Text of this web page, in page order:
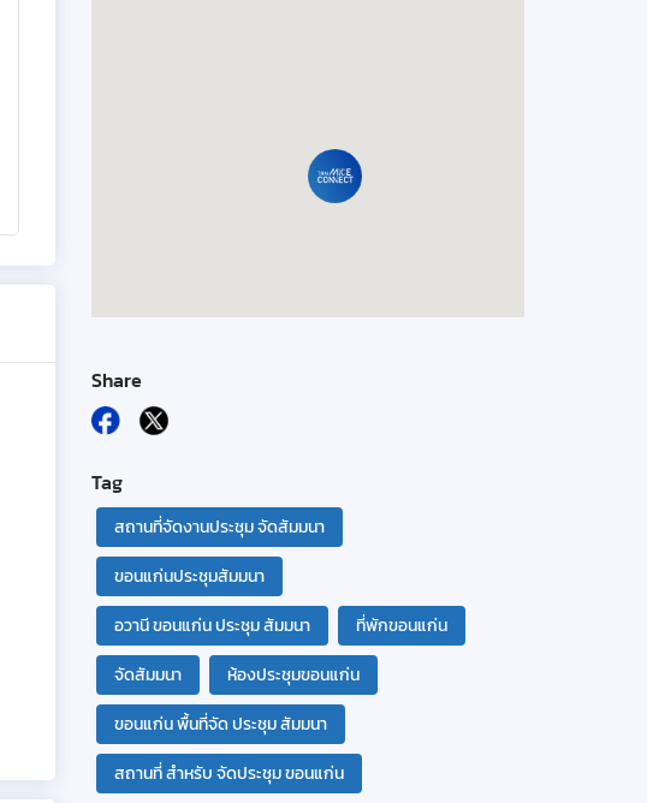
Share
Tag
สถานที่จัดงานประชุม จัดสัมมนา
ขอนแก่นประชุมสัมมนา
อวานี ขอนแก่น ประชุม สัมมนา
ที่พักขอนแก่น
จัดสัมมนา
ห้องประชุมขอนแก่น
ขอนแก่น พื้นที่จัด ประชุม สัมมนา
สถานที่ สำหรับ จัดประชุม ขอนแก่น